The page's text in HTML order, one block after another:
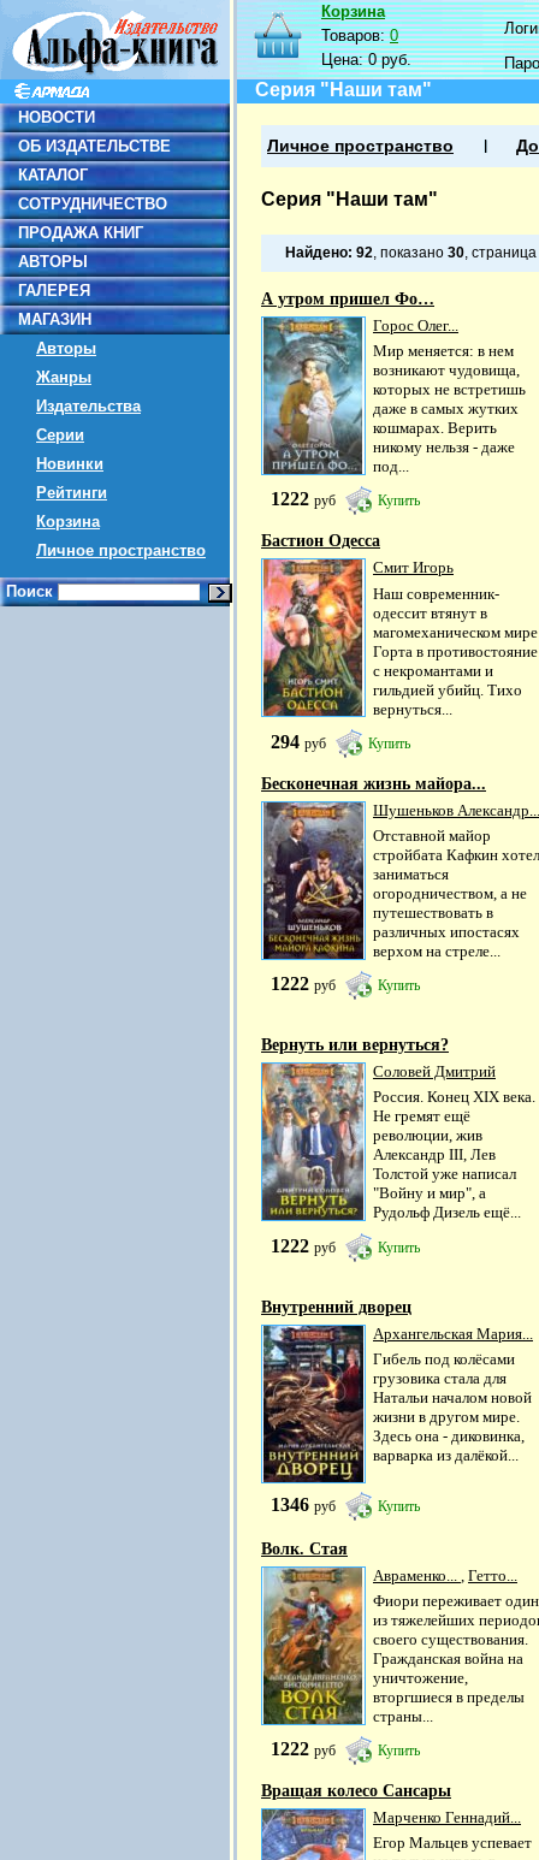
НОВОСТИ
ОБ ИЗДАТЕЛЬСТВЕ
КАТАЛОГ
СОТРУДНИЧЕСТВО
ПРОДАЖА КНИГ
АВТОРЫ
ГАЛЕРЕЯ
МАГАЗИН
Авторы
Жанры
Издательства
Серии
Новинки
Рейтинги
Корзина
Личное пространство
Поиск
Корзина
Товаров:0
Цена:0 руб.
Серия "Наши там"
Личное пространство
Серия "Наши там"
Найдено: 92, показано 30, страница
А утром пришел Фо…
Горос Олег...
Мир меняется: в нем
возникают чудовища,
которых не встретишь
даже в самых жутких
кошмарах. Верить
никому нельзя - даже
под...
1222 руб Купить
Бастион Одесса
Смит Игорь
Наш современник-
одессит втянут в
магомеханическом мире
Горта в противостояние
с некромантами и
гильдией убийц. Тихо
вернуться...
294 руб Купить
Бесконечная жизнь майора...
Шушеньков Александр...
Отставной майор
стройбата Кафкин хотел
заниматься
огородничеством, а не
путешествовать в
различных ипостасях
верхом на стреле...
1222 руб Купить
Вернуть или вернуться?
Соловей Дмитрий
Россия. Конец XIX века.
Не гремят ещё
революции, жив
Александр III, Лев
Толстой уже написал
"Войну и мир", а
Рудольф Дизель ещё...
1222 руб Купить
Внутренний дворец
Архангельская Мария...
Гибель под колёсами
грузовика стала для
Натальи началом новой
жизни в другом мире.
Здесь она - диковинка,
варварка из далёкой...
1346 руб Купить
Волк. Стая
Авраменко...
Гетто...
Фиори переживает один
из тяжелейших
своего существования.
Гражданская война на
уничтожение,
вторгшиеся в пределы
страны...
1222 руб Купить
Вращая колесо Сансары
Марченко Геннадий...
Егор Мальцев успевает